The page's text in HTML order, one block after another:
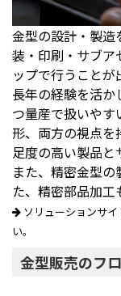
金型の設計・製造
装・印刷・サブア
ップで行うことが
長年の経験を活
つ量産で扱いや
形、両方の視点を
足度の高い製品と
また、精密金型
た、精密部品加工
ソリューションサイ
い。
金型販売のフ